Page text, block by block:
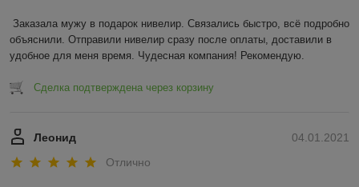
Заказала мужу в подарок нивелир. Связались быстро, всё подробно
объяснили. Отправили нивелир сразу после оплаты, доставили в
удобное для меня время. Чудесная компания! Рекомендую.
Сделка подтверждена через корзину
04.01.2021
Леонид
Отлично